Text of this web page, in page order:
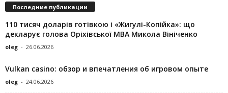
Последние публикации
110 тисяч доларів готівкою і «Жигулі-Копійка»: що
декларує голова Оріхівської МВА Микола Вініченко
oleg - 26.06.2026
Vulkan casino: обзор и впечатления об игровом опыте
oleg - 24.06.2026